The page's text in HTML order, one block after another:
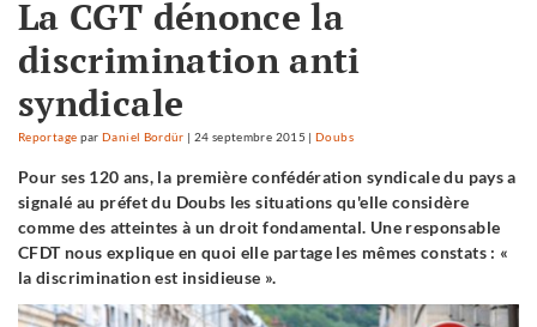
La CGT dénonce la
discrimination anti
syndicale
Reportage parDaniel Bordür | 24 septembre 2015 |Doubs
Pour ses 120 ans, la première confédération syndicale du pays a
signalé au préfet du Doubs les situations qu'elle considère
comme des atteintes à un droit fondamental. Une responsable
CFDT nous explique en quoi elle partage les mêmes constats : «
la discrimination est insidieuse ».